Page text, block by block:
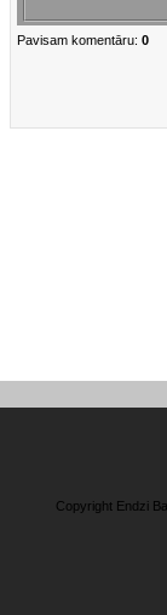
Pavisam komentāru: 0
Copyright Endzi